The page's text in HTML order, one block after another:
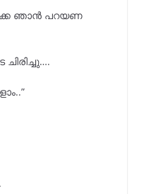
ഞാൻ പറയണ